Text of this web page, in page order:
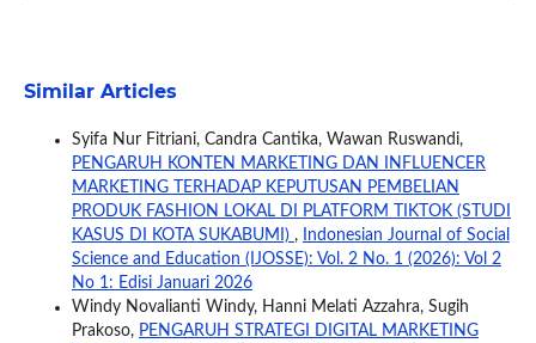
Similar Articles
Syifa Nur Fitriani, Candra Cantika, Wawan Ruswandi,
PENGARUH KONTEN MARKETING DAN INFLUENCER
MARKETING TERHADAP KEPUTUSAN PEMBELIAN
PRODUK FASHION LOKAL DI PLATFORM TIKTOK (STUDI
KASUS DI KOTA SUKABUMI) ,
Indonesian Journal of Social
Science and Education (IJOSSE): Vol. 2 No. 1 (2026): Vol 2
No 1: Edisi Januari 2026
Windy Novalianti Windy, Hanni Melati Azzahra, Sugih
Prakoso, PENGARUH STRATEGI DIGITAL MARKETING